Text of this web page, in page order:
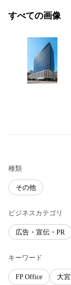
すべての画像
種類
その他
ビジネスカテゴリ
広告・宣伝・PR
キーワード
FP Office 大宮